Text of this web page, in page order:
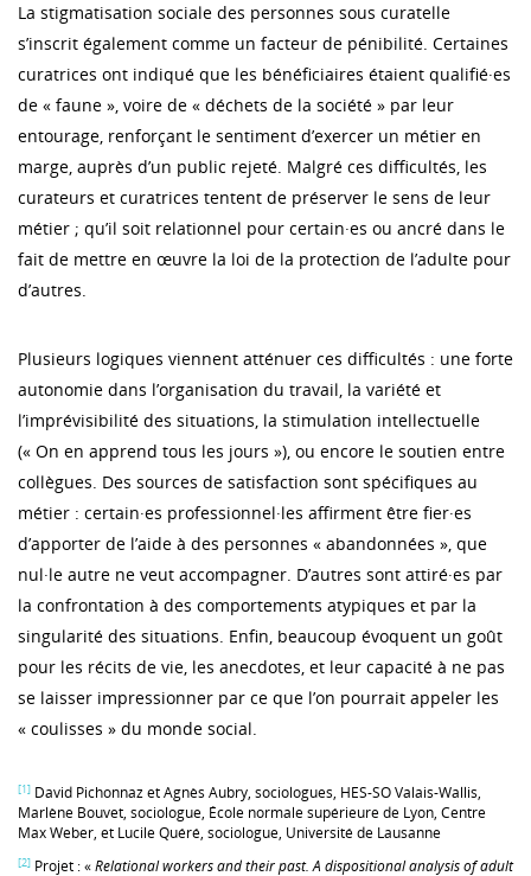
La stigmatisation sociale des personnes sous curatelle
s’inscrit également comme un facteur de pénibilité. Certaines
curatrices ont indiqué que les bénéficiaires étaient qualifié·es
de « faune », voire de « déchets de la société » par leur
entourage, renforçant le sentiment d’exercer un métier en
marge, auprès d’un public rejeté. Malgré ces difficultés, les
curateurs et curatrices tentent de préserver le sens de leur
métier ; qu’il soit relationnel pour certain·es ou ancré dans le
fait de mettre en œuvre la loi de la protection de l’adulte pour
d’autres.
Plusieurs logiques viennent atténuer ces difficultés : une forte
autonomie dans l’organisation du travail, la variété et
l’imprévisibilité des situations, la stimulation intellectuelle
(« On en apprend tous les jours »), ou encore le soutien entre
collègues. Des sources de satisfaction sont spécifiques au
métier : certain·es professionnel·les affirment être fier·es
d’apporter de l’aide à des personnes « abandonnées », que
nul·le autre ne veut accompagner. D’autres sont attiré·es par
la confrontation à des comportements atypiques et par la
singularité des situations. Enfin, beaucoup évoquent un goût
pour les récits de vie, les anecdotes, et leur capacité à ne pas
se laisser impressionner par ce que l’on pourrait appeler les
« coulisses » du monde social.
[1] David Pichonnaz et Agnès Aubry, sociologues, HES-SO Valais-Wallis,
Marlène Bouvet, sociologue, École normale supérieure de Lyon, Centre
Max Weber, et Lucile Quéré, sociologue, Université de Lausanne
[2] Projet : «Relational workers and their past.A dispositional analysis of adult